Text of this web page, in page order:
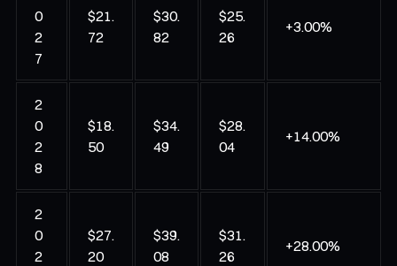
0
2
7
$21.
72
$30.
82
$25.
26
+3.00%
2
0
2
8
$18.
50
$34.
49
$28.
04
+14.00%
2
0
2
$27.
20
$39.
08
$31.
26
+28.00%